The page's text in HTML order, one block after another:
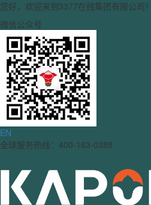
您好，欢迎来到3377在线集团有限公司！
微信公众号
EN
全球服务热线：400-163-0388